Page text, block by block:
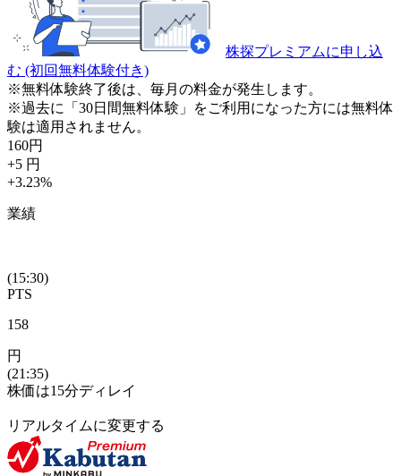
株探プレミアムに申し込
む (初回無料体験付き)
※無料体験終了後は、毎月の料金が発生します。
※過去に「30日間無料体験」をご利用になった方には無料体
験は適用されません。
160円
+5 円
+3.23%
業績
(15:30)
PTS
158
円
(21:35)
株価は15分ディレイ
リアルタイムに変更する